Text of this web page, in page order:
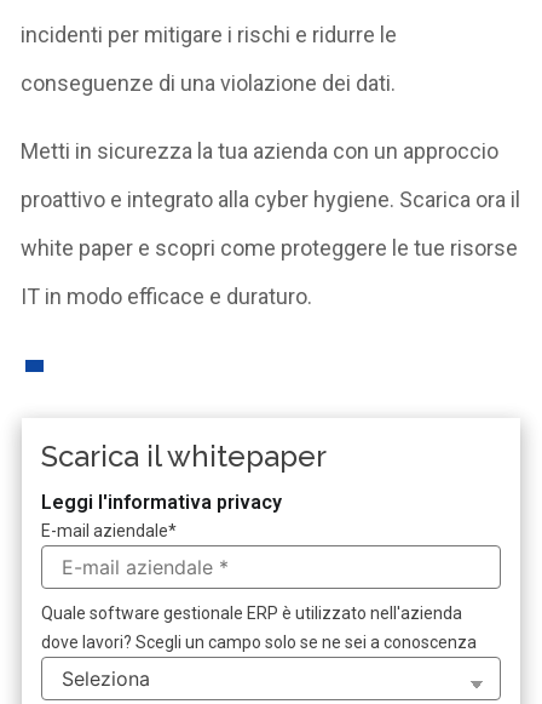
incidenti per mitigare i rischi e ridurre le
conseguenze di una violazione dei dati.
Metti in sicurezza la tua azienda con un approccio
proattivo e integrato alla cyber hygiene. Scarica ora il
white paper e scopri come proteggere le tue risorse
IT in modo efficace e duraturo.
Scarica il whitepaper
Leggi l'informativa privacy
E-mail aziendale*
Quale software gestionale ERP è utilizzato nell'azienda
dove lavori? Scegli un campo solo se ne sei a conoscenza